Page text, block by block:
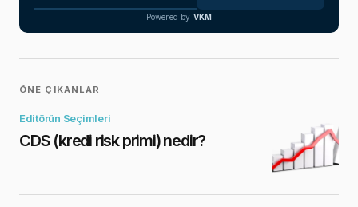
Powered by VKM
ÖNE ÇIKANLAR
Editörün Seçimleri
CDS (kredi risk primi) nedir?